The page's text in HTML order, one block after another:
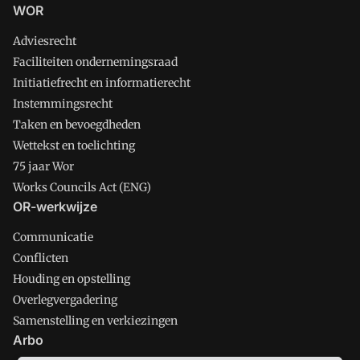
WOR
Adviesrecht
Faciliteiten ondernemingsraad
Initiatiefrecht en informatierecht
Instemmingsrecht
Taken en bevoegdheden
Wettekst en toelichting
75 jaar Wor
Works Councils Act (ENG)
OR-werkwijze
Communicatie
Conflicten
Houding en opstelling
Overlegvergadering
Samenstelling en verkiezingen
Arbo